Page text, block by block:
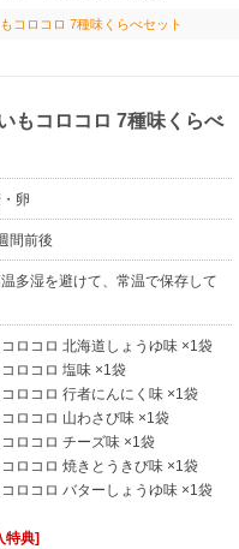
コロコロ 7種味くらべセット
もコロコロ 7種味くらべ
卵
間前後
多湿を避けて、常温で保存して
コロコロ 北海道しょうゆ味 ×1袋
コロコロ 塩味 ×1袋
コロコロ 行者にんにく味 ×1袋
コロコロ 山わさび味 ×1袋
コロコロ チーズ味 ×1袋
コロコロ 焼きとうきび味 ×1袋
コロコロ バターしょうゆ味 ×1袋
特典]